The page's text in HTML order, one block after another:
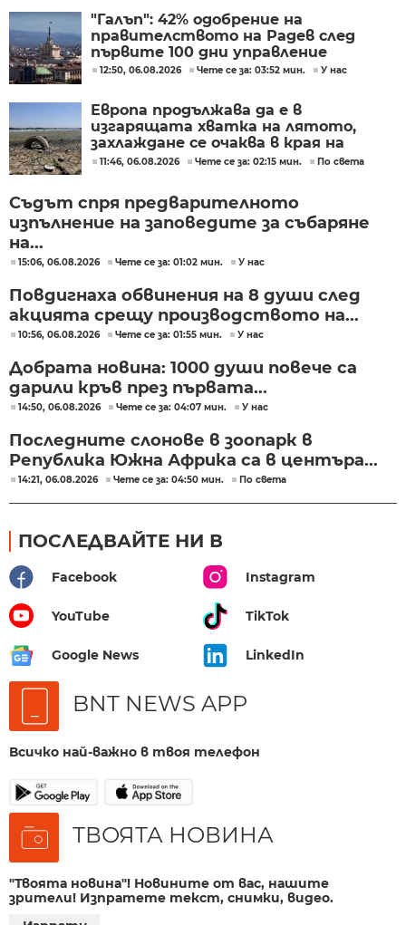
"Галъп": 42% одобрение на
правителството на Радев след
първите 100 дни управление
12:50, 06.08.2026 Чете се за: 03:52 мин. У нас
Европа продължава да е в
изгарящата хватка на лятото,
захлаждане се очаква в края на
седмицата
11:46, 06.08.2026 Чете се за: 02:15 мин. По света
Съдът спря предварителното
изпълнение на заповедите за събаряне
на...
15:06, 06.08.2026 Чете се за: 01:02 мин. У нас
Повдигнаха обвинения на 8 души след
акцията срещу производството на...
10:56, 06.08.2026 Чете се за: 01:55 мин. У нас
Добрата новина: 1000 души повече са
дарили кръв през първата...
14:50, 06.08.2026 Чете се за: 04:07 мин. У нас
Последните слонове в зоопарк в
Република Южна Африка са в центъра...
14:21, 06.08.2026 Чете се за: 04:50 мин. По света
ПОСЛЕДВАЙТЕ НИ В
Facebook Instagram
YouTube TikTok
Google News LinkedIn
BNT NEWS APP
Всичко най-важно в твоя телефон
ТВОЯТА НОВИНА
"Твоята новина"! Новините от вас, нашите
зрители! Изпратете текст, снимки, видео.